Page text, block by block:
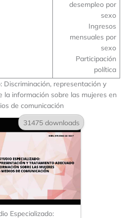
desempleo por
sexo
Ingresos
mensuales por
sexo
Participación
política
Discriminación, representación y
la información sobre las mujeres en
de comunicación
31475 downloads
Especializado: